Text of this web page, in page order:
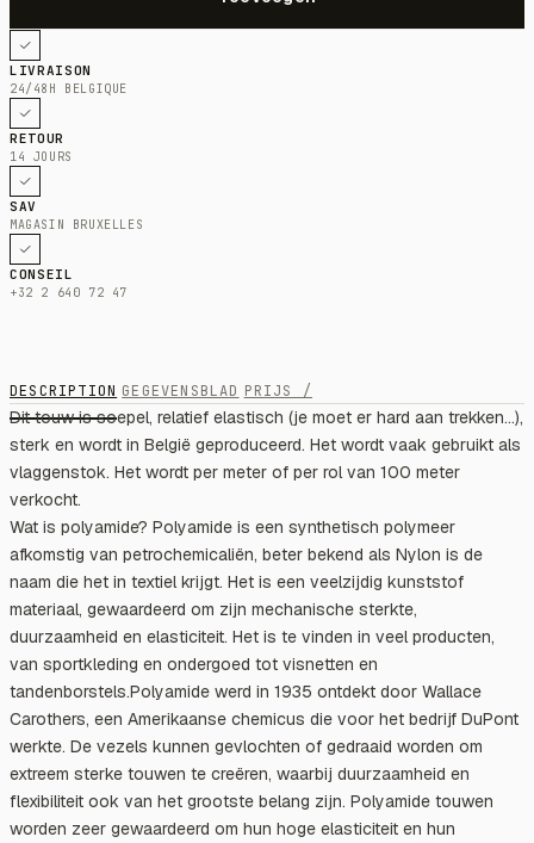
LIVRAISON
24/48H BELGIQUE
RETOUR
14 JOURS
SAV
MAGASIN BRUXELLES
CONSEIL
+32 2 640 72 47
DESCRIPTION GEGEVENSBLAD PRIJS /
Dit touw is soepel, relatief elastisch (je moet er hard aan trekken...),
sterk en wordt in België geproduceerd. Het wordt vaak gebruikt als
vlaggenstok. Het wordt per meter of per rol van 100 meter
verkocht.
Wat is polyamide? Polyamide is een synthetisch polymeer
afkomstig van petrochemicaliën, beter bekend als Nylon is de
naam die het in textiel krijgt. Het is een veelzijdig kunststof
materiaal, gewaardeerd om zijn mechanische sterkte,
duurzaamheid en elasticiteit. Het is te vinden in veel producten,
van sportkleding en ondergoed tot visnetten en
tandenborstels.Polyamide werd in 1935 ontdekt door Wallace
Carothers, een Amerikaanse chemicus die voor het bedrijf DuPont
werkte. De vezels kunnen gevlochten of gedraaid worden om
extreem sterke touwen te creëren, waarbij duurzaamheid en
flexibiliteit ook van het grootste belang zijn. Polyamide touwen
worden zeer gewaardeerd om hun hoge elasticiteit en hun